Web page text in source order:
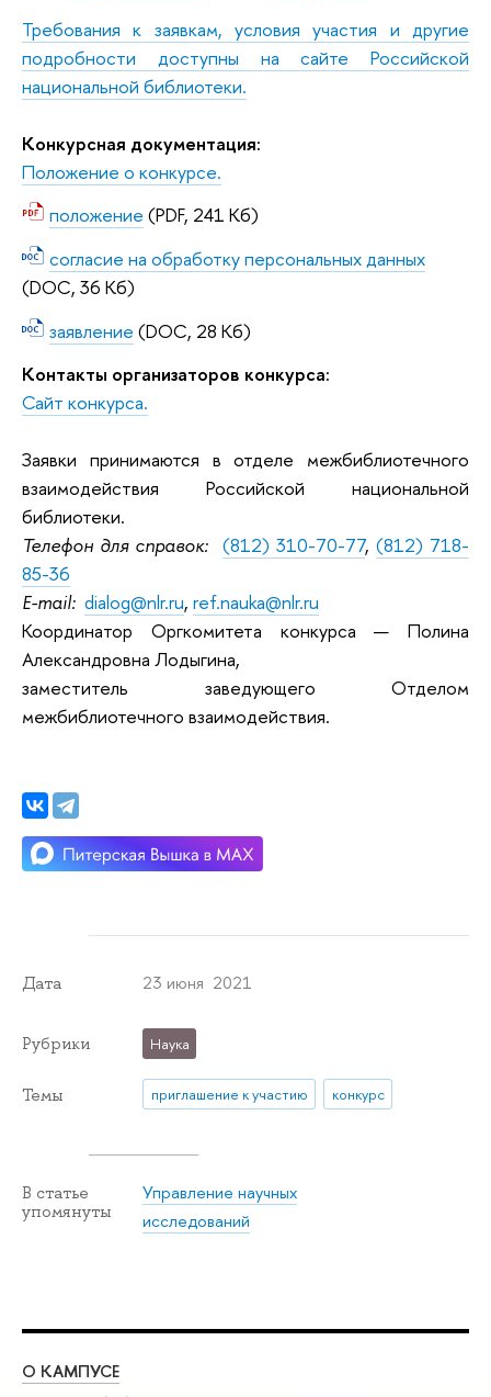
Требования к заявкам, условия участия и другие
подробности доступны на сайте Российской
национальной библиотеки.
Конкурсная документация:
Положение о конкурсе.
положение (PDF, 241 Кб)
согласие на обработку персональных данных
(DOC, 36 Кб)
заявление (DOC, 28 Кб)
Контакты организаторов конкурса:
Сайт конкурса.
Заявки принимаются в отделе межбиблиотечного
взаимодействия Российской национальной
библиотеки.
Телефон для справок: (812) 310-70-77, (812) 718-
85-36
E-mail: dialog@nlr.ru, ref.nauka@nlr.ru
Координатор Оргкомитета конкурса — Полина
Александровна Лодыгина,
заместитель заведующего Отделом
межбиблиотечного взаимодействия.
Дата 23 июня 2021
Рубрики Наука
Темы приглашение к участию конкурс
В статье
упомянуты
Управление научных
исследований
О КАМПУСЕ